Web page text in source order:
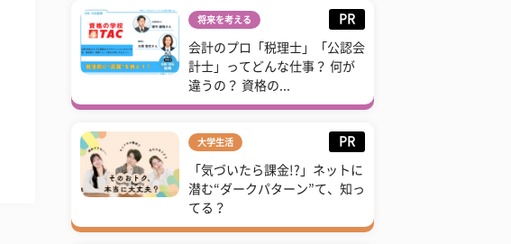
将来を考える PR
会計のプロ「税理士」「公認会
計士」ってどんな仕事？ 何が
違うの？ 資格の...
大学生活 PR
「気づいたら課金!?」ネットに
潜む“ダークパターン”て、知っ
てる？